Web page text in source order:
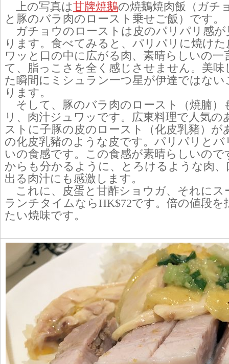
上の写真は甘牌焼鵝の焼鵝焼肉飯（ガチ
と豚のバラ肉のロースト乗せご飯）です。
ガチョウのローストは皮のパリパリ感が
ります。食べてみると、パリパリに焼け
ワッと口の中に広がる肉、素晴らしいの一
て、脂っこさを全く感じさせません。美味
た瞬間にミシュラン一つ星が伊達ではな
ります。
そして、豚のバラ肉のロースト（焼腩）
リ、肉汁ジュワッです。広東料理で人気の
ストに子豚の皮のロースト（化皮乳豬）が
の化皮乳豬のような皮です。パリパリと
いの食感です。この食感が素晴らしいので
からも分かるように、とろけるような肉
出る肉汁にも感激します。
これに、皮蛋と甘酢ショウガ、それにス
ランチタイムならHK$72です。倍の値段を
たい焼味です。